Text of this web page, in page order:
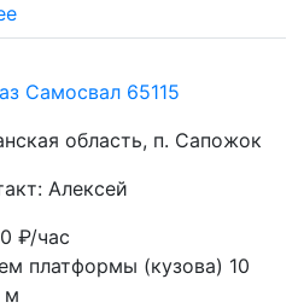
Самосвал 65115
область, п. Сапожок
Алексей
₽/час
платформы (кузова) 10
м